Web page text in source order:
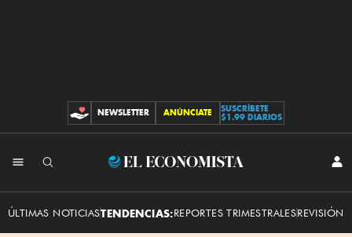
CONTRIBUCIONES
NEWSLETTER ANÚNCIATE
SUSCRÍBETE
$1.99 DIARIOS
El
ÚLTIMAS NOTICIASTENDENCIAS:REPORTES TRIMESTRALESREVISIÓN